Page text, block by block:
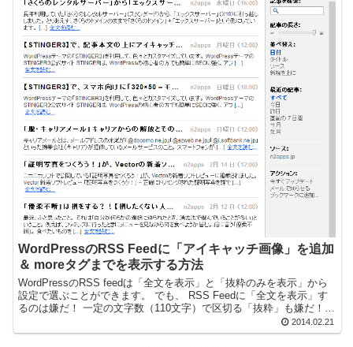
WordPressのRSS Feedに「アイキャッチ画像」を追加
＆ moreタグまでを表示する方法
WordPressのRSS feedは「全文を表示」と「抜粋のみを表示」から
設定で選ぶことができます。 でも、 RSS Feedに「全文を表示」す
るのは嫌だ！ 一定の文字数（110文字）で区切る「抜粋」も嫌だ！
2014.02.21